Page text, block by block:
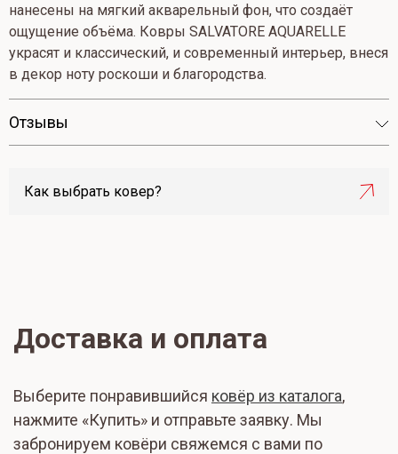
нанесены на мягкий акварельный фон, что создаёт
ощущение объёма. Ковры SALVATORE AQUARELLE
украсят и классический, и современный интерьер, внеся
в декор ноту роскоши и благородства.
Отзывы
Как выбрать ковер?
Доставка и оплата
Выберите понравившийся ковёр из каталога,
нажмите «Купить» и отправьте заявку. Мы
забронируем ковёри свяжемся с вами по